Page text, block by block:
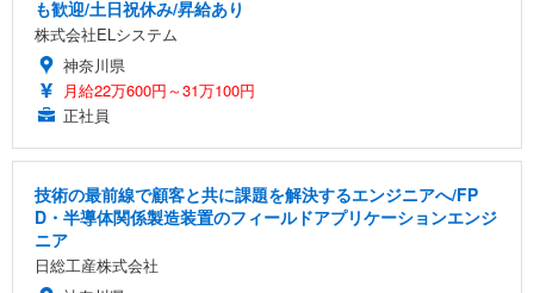
も歓迎/土日祝休み/昇給あり
株式会社ELシステム
神奈川県
月給22万600円～31万100円
正社員
技術の最前線で顧客と共に課題を解決するエンジニアへ/FP
D・半導体関係製造装置のフィールドアプリケーションエンジ
ニア
日総工産株式会社